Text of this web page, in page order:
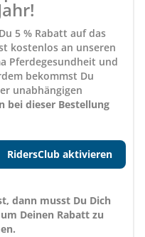
5 % Rabatt auf das
kostenlos an unseren
Pferdegesundheit und
bekommst Du
unabhängigen
bei dieser Bestellung
RidersClub aktivieren
dann musst Du Dich
Deinen Rabatt zu